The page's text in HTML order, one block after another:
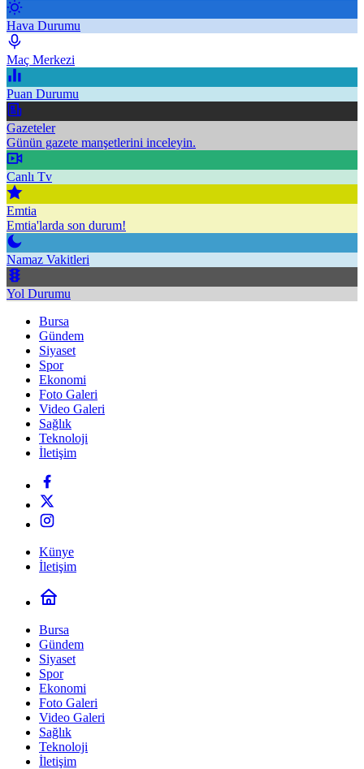
Hava Durumu
Maç Merkezi
Puan Durumu
Gazeteler
Günün gazete manşetlerini inceleyin.
Canlı Tv
Emtia
Emtia'larda son durum!
Namaz Vakitleri
Yol Durumu
Bursa
Gündem
Siyaset
Spor
Ekonomi
Foto Galeri
Video Galeri
Sağlık
Teknoloji
İletişim
Künye
İletişim
Bursa
Gündem
Siyaset
Spor
Ekonomi
Foto Galeri
Video Galeri
Sağlık
Teknoloji
İletişim